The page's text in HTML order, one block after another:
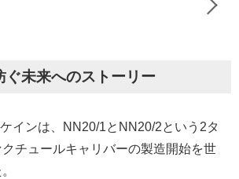
ぐ未来へのストーリー
インは、NN20/1とNN20/2という2タ
チュールキャリバーの製造開始を世